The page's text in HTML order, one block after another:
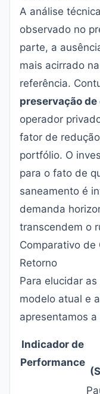
A análise
observado no
parte, a
mais acirrado
referência.
preservação
operador
fator de
portfólio. O
para o fato de
saneamento é
demanda
transcendem o
Comparativo de
Retorno
Para elucidar
modelo atual e
apresentamos
Indicador de
Performance